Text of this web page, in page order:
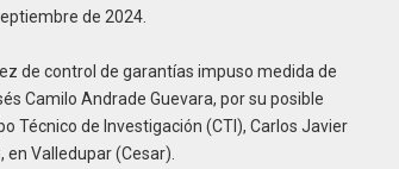
de 2024.
de control de garantías impuso medida de
Camilo Andrade Guevara, por su posible
Técnico de Investigación (CTI), Carlos Javier
en Valledupar (Cesar).